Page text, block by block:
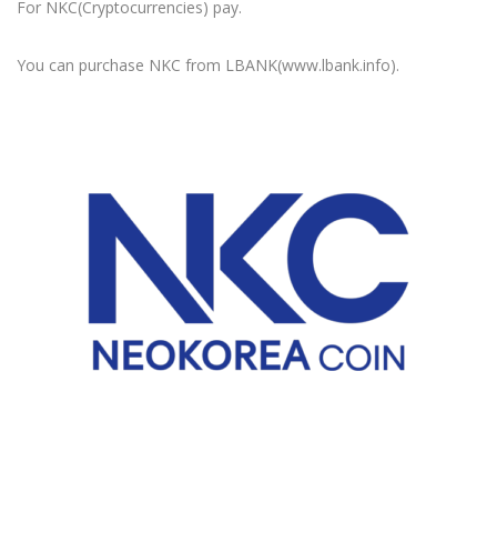
For NKC(Cryptocurrencies) pay.
You can purchase NKC from LBANK(www.lbank.info).